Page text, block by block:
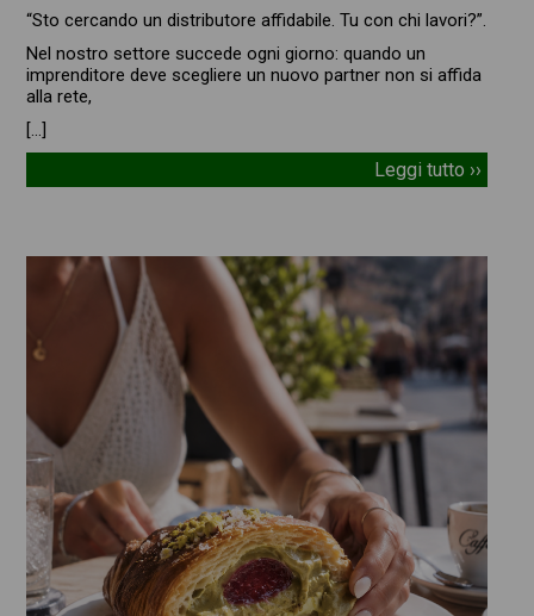
“Sto cercando un distributore affidabile. Tu con chi lavori?”.
Nel nostro settore succede ogni giorno: quando un
imprenditore deve scegliere un nuovo partner non si affida
alla rete,
[…]
Leggi tutto ››